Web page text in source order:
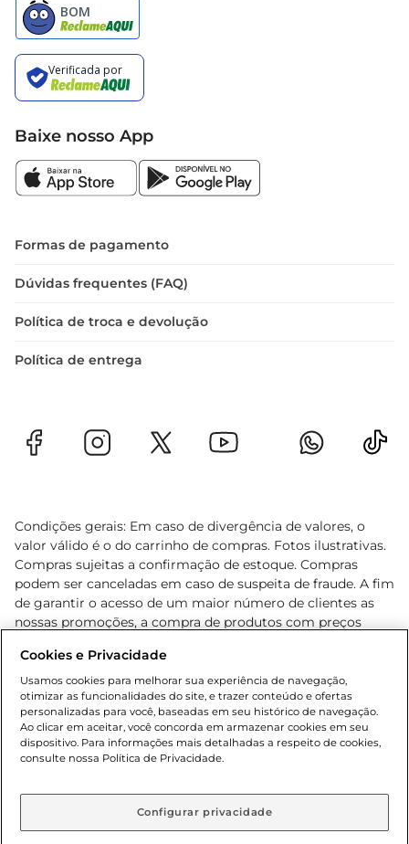
Baixe nosso App
Formas de pagamento
Dúvidas frequentes (FAQ)
Política de troca e devolução
Política de entrega
Condições gerais: Em caso de divergência de valores, o
valor válido é o do carrinho de compras. Fotos ilustrativas.
Compras sujeitas a confirmação de estoque. Compras
podem ser canceladas em caso de suspeita de fraude. A fim
de garantir o acesso de um maior número de clientes as
nossas promoções, a compra de produtos com preços
cliente. Os preços, ofertas e condições são exclusivos para
o e-commerce e válidos durante o dia de hoje, podendo
sofrer alterações sem prévia notificação. Proibida a venda
de bebidas alcoólicas para menores de 18 anos, conforme
Lei n.º 8069/90, art. 81, inciso II (Estatuto da Criança e do
Adolescente). Preços e condições exclusivos para o
aviso prévio. O valor mínimo para as compras on-line é de
Cookies e Privacidade
Usamos cookies para melhorar sua experiência de navegação,
otimizar as funcionalidades do site, e trazer conteúdo e ofertas
personalizadas para você, baseadas em seu histórico de navegação.
Ao clicar em aceitar, você concorda em armazenar cookies em seu
dispositivo. Para informações mais detalhadas a respeito de cookies,
consulte nossa Política de Privacidade.
Configurar privacidade